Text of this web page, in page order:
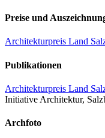
Preise und
Architekturpreis Land
Publikationen
Architekturpreis Land
Initiative Architektur,
Archfoto